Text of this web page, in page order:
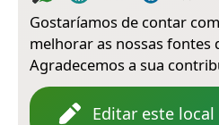
Gostaríamos de contar
melhorar as nossas fontes
Agradecemos a sua
Editar este local